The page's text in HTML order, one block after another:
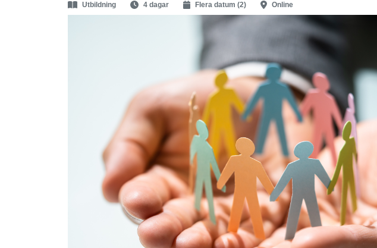
Utbildning 4 dagar Flera datum (2) Online